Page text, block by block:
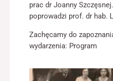
prac dr Joanny
poprowadzi prof. dr hab.
Zachęcamy do
wydarzenia: Program